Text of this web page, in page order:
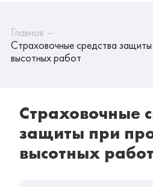
Главная
Страховочные средства
высотных работ
Страховочные
защиты при
высотных работ